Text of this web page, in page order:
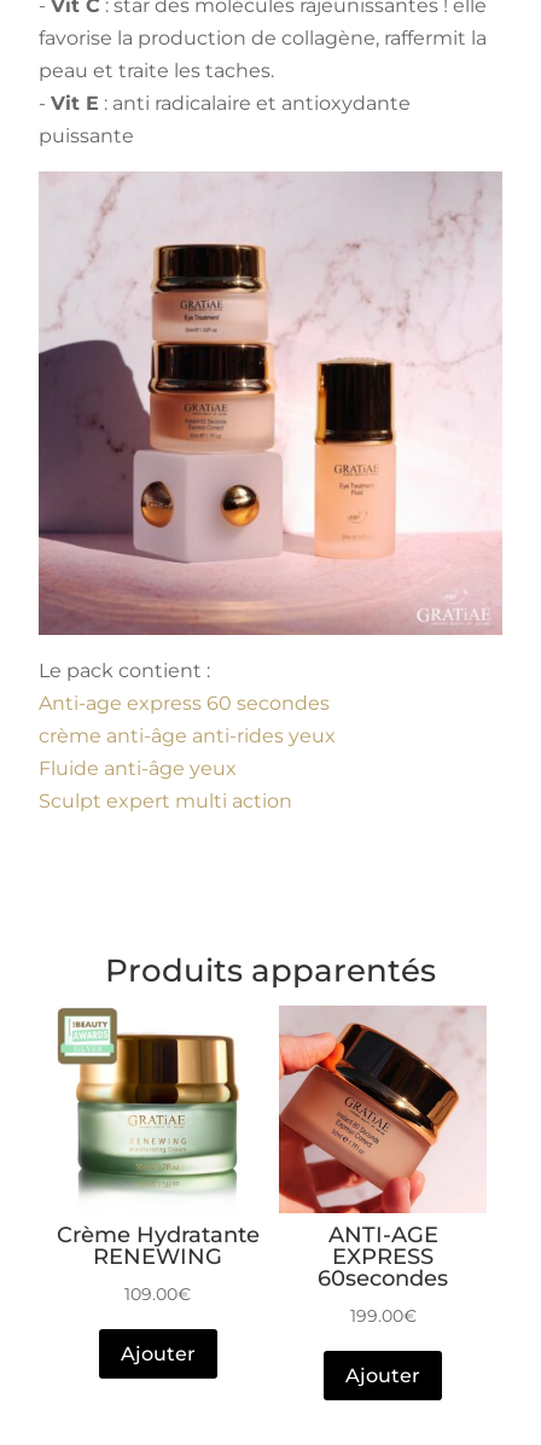
- Vit C : star des molécules rajeunissantes ! elle
favorise la production de collagène, raffermit la
peau et traite les taches.
- Vit E : anti radicalaire et antioxydante
puissante
Le pack contient :
Anti-age express 60 secondes
crème anti-âge anti-rides yeux
Fluide anti-âge yeux
Sculpt expert multi action
Produits apparentés
Crème Hydratante
RENEWING
109.00€
Ajouter
ANTI-AGE
EXPRESS
60secondes
199.00€
Ajouter